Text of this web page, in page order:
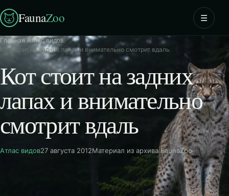
FaunaZoo ☰
Главная Атлас видов›
Кот стоит на задних лапах и внимательно смотрит вдаль
Кот стоит на задних
лапах и внимательно
смотрит вдаль
Атлас видов27 августа 2012Материал из архива FaunaZoo